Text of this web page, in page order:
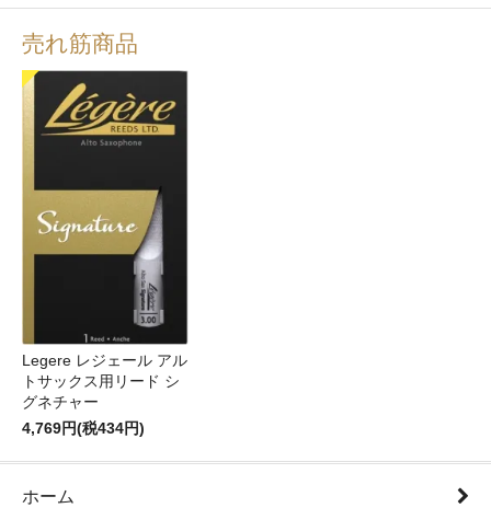
売れ筋商品
Legere レジェール アル
トサックス用リード シ
グネチャー
4,769円(税434円)
ホーム